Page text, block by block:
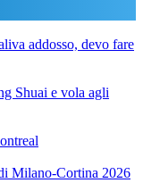
addosso, devo fare
Shuai e vola agli
Milano-Cortina 2026